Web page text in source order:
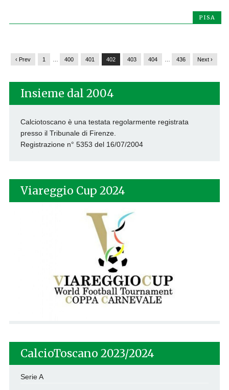
PISA
‹ Prev 1 400 401 402 403 404 436 Next ›
Insieme dal 2004
Calciotoscano è una testata regolarmente registrata
presso il Tribunale di Firenze.
Registrazione n° 5353 del 16/07/2004
Viareggio Cup 2024
CalcioToscano 2023/2024
Serie A